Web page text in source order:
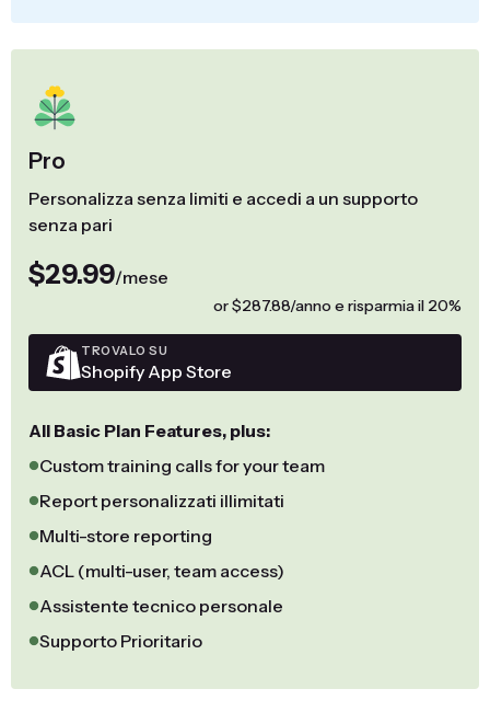
Pro
Personalizza senza limiti e accedi a un supporto
senza pari
$29.99/mese
or $287.88/anno e risparmia il 20%
TROVALO SU
Shopify App Store
All Basic Plan Features, plus:
Custom training calls for your team
Report personalizzati illimitati
Multi-store reporting
ACL (multi-user, team access)
Assistente tecnico personale
Supporto Prioritario